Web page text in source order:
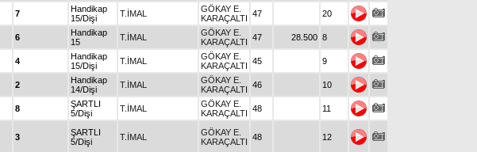
7
Handikap
15/Dişi
T.İMAL
GÖKAY E.
KARAÇALTI 47 20
6
Handikap
15
T.İMAL
GÖKAY E.
KARAÇALTI 47 28.500 8
4
Handikap
15/Dişi
T.İMAL
GÖKAY E.
KARAÇALTI 45 9
2
Handikap
14/Dişi
T.İMAL
GÖKAY E.
KARAÇALTI 46 10
8
ŞARTLI
5/Dişi
T.İMAL
GÖKAY E.
KARAÇALTI 48 11
3
ŞARTLI
5/Dişi
T.İMAL
GÖKAY E.
KARAÇALTI 48 12